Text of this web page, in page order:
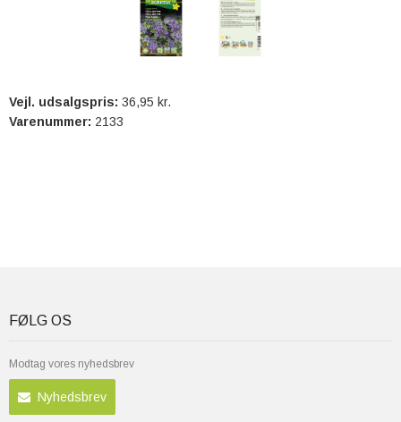
Vejl. udsalgspris: 36,95 kr.
Varenummer: 2133
FØLG OS
Modtag vores nyhedsbrev
Nyhedsbrev